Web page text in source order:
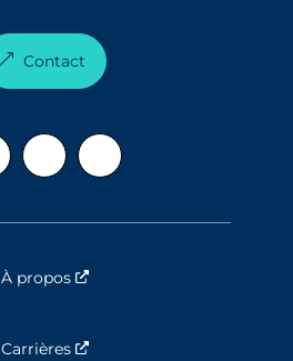
Contact
À propos Nouvelle fenêtre
Carrières
Nouvelle fenêtre